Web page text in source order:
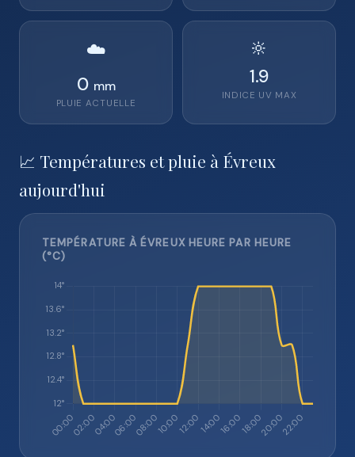
☁️
0 mm
PLUIE ACTUELLE
🔆
1.9
INDICE UV MAX
📈 Températures et pluie à Évreux
aujourd'hui
TEMPÉRATURE À ÉVREUX HEURE PAR HEURE
(°C)